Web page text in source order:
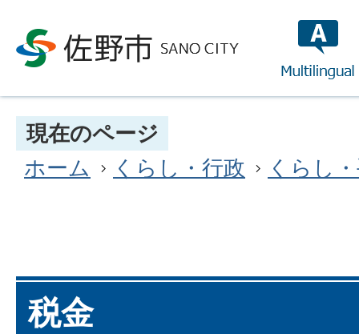
現在のページ
ホーム
くらし・行政 くらし
税金